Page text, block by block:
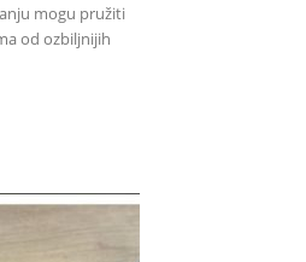
mogu pružiti
od ozbiljnijih